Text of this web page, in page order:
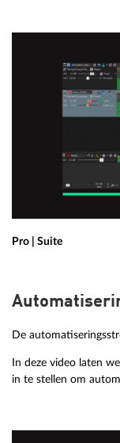
Pro | Suite
De
In deze video laten
in te stellen om